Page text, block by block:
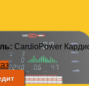
CardioPower